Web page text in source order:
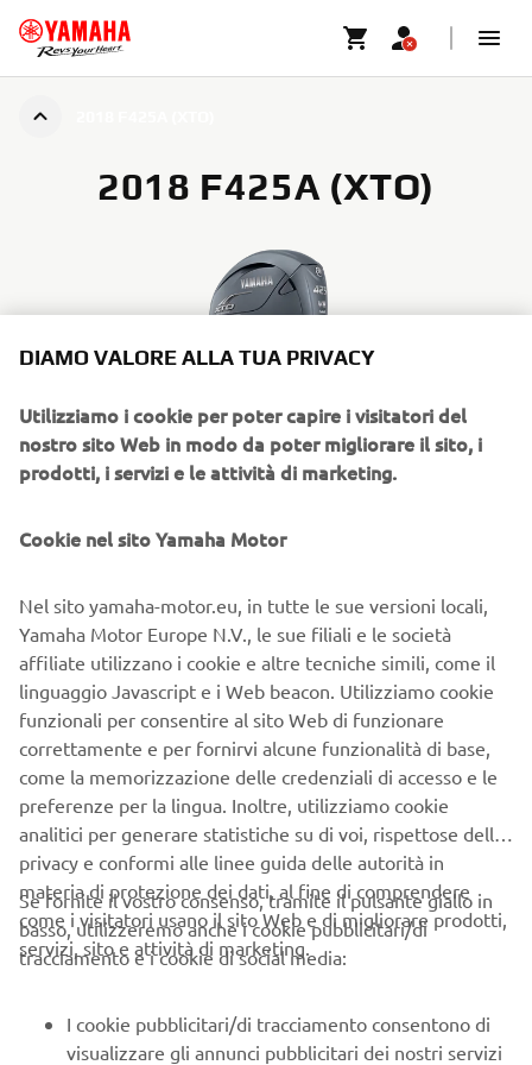
2018 F425A (XTO)
I motori marini offrono vantaggi in termini di velocità,
maggiore spazio all'interno dell'imbarcazione. Sulla base
di questa tendenza di mercato, l'F425A è stato sviluppato
come propulsore per grandi imbarcazioni offshore che
permettono di svolgere attività di pesca e navigazione
sicure e piacevoli, raggiungendo rapidamente le acque più
al largo.
Grazie alle molte nuove tecnologie di cui è stato dotato,
l'F425A è in grado di offrire l'affidabilità e la durata per le
quali godiamo da tempo di un'ottima reputazione.
L'F425A rappresenta la prima applicazione in un motore
marino a 4 tempi della tecnologia a iniezione diretta, che
spruzza il carburante ad alta pressione e con elevata
precisione direttamente in ciascuna camera di
tecnologia aumenta l'efficienza di combustione, fornendo
potenza e coppia senza pari e offrendo alle imbarcazioni il
DIAMO VALORE ALLA TUA PRIVACY
Utilizziamo i cookie per poter capire i visitatori del
nostro sito Web in modo da poter migliorare il sito, i
prodotti, i servizi e le attività di marketing.
Cookie nel sito Yamaha Motor
Nel sito yamaha-motor.eu, in tutte le sue versioni locali,
Yamaha Motor Europe N.V., le sue filiali e le società
affiliate utilizzano i cookie e altre tecniche simili, come il
linguaggio Javascript e i Web beacon. Utilizziamo cookie
funzionali per consentire al sito Web di funzionare
correttamente e per fornirvi alcune funzionalità di base,
come la memorizzazione delle credenziali di accesso e le
preferenze per la lingua. Inoltre, utilizziamo cookie
analitici per generare statistiche su di voi, rispettose della
privacy e conformi alle linee guida delle autorità in
materia di protezione dei dati, al fine di comprendere
come i visitatori usano il sito Web e di migliorare prodotti,
servizi, sito e attività di marketing.
Se fornite il vostro consenso, tramite il pulsante giallo in
basso, utilizzeremo anche i cookie pubblicitari/di
tracciamento e i cookie di social media:
I cookie pubblicitari/di tracciamento consentono di
visualizzare gli annunci pubblicitari dei nostri servizi